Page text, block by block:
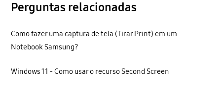
Perguntas relacionadas
Como fazer uma captura de tela (Tirar Print) em um
Notebook Samsung?
Windows 11 - Como usar o recurso Second Screen